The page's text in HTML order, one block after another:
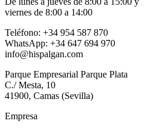
viernes de 8:00 a 14:00
Teléfono: +34 954 587 870
WhatsApp: +34 647 694 970
info@hispalgan.com
Parque Empresarial Parque Plata
C./ Mesta, 10
41900, Camas (Sevilla)
Empresa